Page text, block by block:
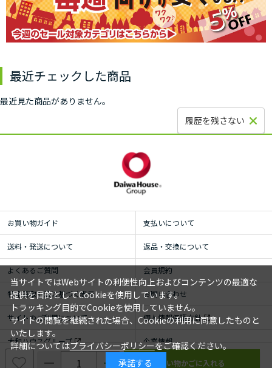
最近チェックした商品
最近見た商品がありません。
履歴を残さない
お買い物ガイド 支払いについて
送料・発送について 返品・交換について
よくあるご質問 会員規約
特定商取引法に基づく表示 お問い合わせ
サイトのご利用について 個人情報保護方針
大和ハウスグループ 企業情報
当サイトではWebサイトの利便性向上およびコンテンツの最適な
提供を目的としてCookieを使用しています。
トラッキング目的でCookieを使用していません。
サイトの閲覧を継続された場合、Cookieの利用に同意したものと
いたします。
詳細についてはプライバシーポリシーをご確認ください。
承諾する